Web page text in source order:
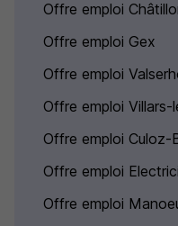
Offre emploi
Offre emploi Gex
Offre emploi
Offre emploi Villars-
Offre emploi Culoz-
Offre emploi
Offre emploi